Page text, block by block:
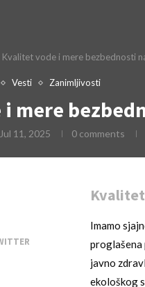
Kvalitet vode i mere bezbednosti
Vesti Zanimljivosti
mere
Jul 11, 2025 0 comments
Imamo
proglašena
javno
ekološkog